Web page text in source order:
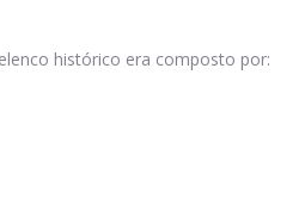
histórico era composto por: